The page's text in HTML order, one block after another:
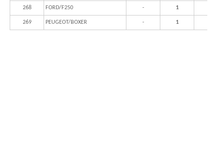
268 FORD/F250 - 1
269 PEUGEOT/BOXER - 1